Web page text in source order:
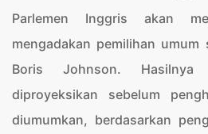
Parlemen Inggris akan
mengadakan pemilihan umum
Boris Johnson. Hasilnya
diproyeksikan sebelum
diumumkan, berdasarkan